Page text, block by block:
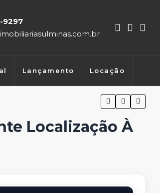
9297
Lançamento Locação
Localização À